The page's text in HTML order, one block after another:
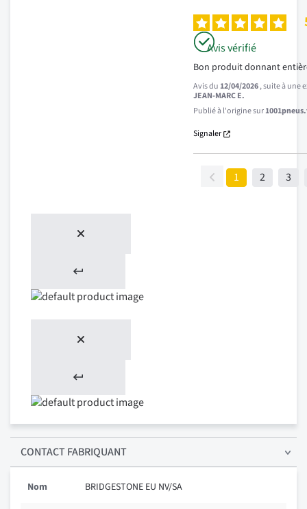
Avis vérifié
Bon produit donnant
Avis du12/04/2026, suite à une
JEAN-MARC E.
Publié à l'origine sur
Signaler
1 2 3
CONTACT FABRIQUANT
Nom BRIDGESTONE EU NV/SA